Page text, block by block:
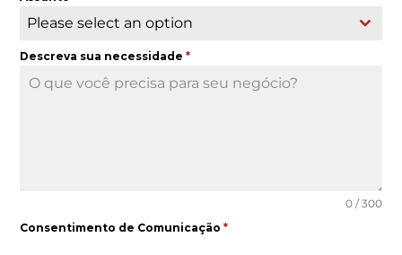
Please select an option
Descreva sua necessidade*
0 / 300
Consentimento de Comunicação*